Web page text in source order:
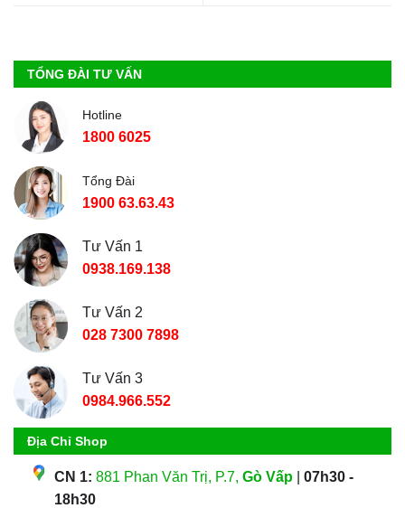
TỔNG ĐÀI TƯ VẤN
Hotline
1800 6025
Tổng Đài
1900 63.63.43
Tư Vấn 1
0938.169.138
Tư Vấn 2
028 7300 7898
Tư Vấn 3
0984.966.552
Địa Chỉ Shop
CN 1: 881 Phan Văn Trị, P.7, Gò Vấp
07h30 -
18h30